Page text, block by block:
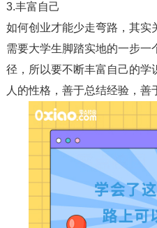
3.丰富自己
如何创业才能少走弯路，其实
需要大学生脚踏实地的一步一
径，所以要不断丰富自己的学
人的性格，善于总结经验，善